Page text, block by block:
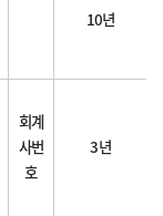
10년
회계
사번
호
3년